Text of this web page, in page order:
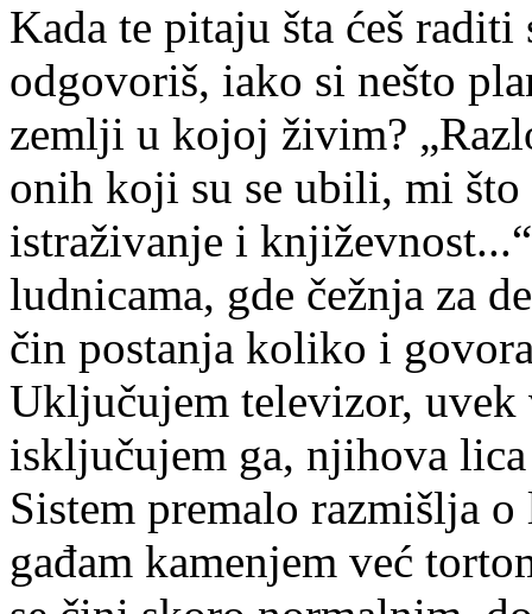
Kada te pitaju šta ćeš raditi
odgovoriš, iako si nešto
zemlji u kojoj živim?
onih koji su se ubili, mi što
istraživanje i
ludnicama, gde čežnja za
čin postanja koliko i
Uključujem televizor, uvek
isključujem ga, njihova
Sistem premalo razmišlja
gađam kamenjem već